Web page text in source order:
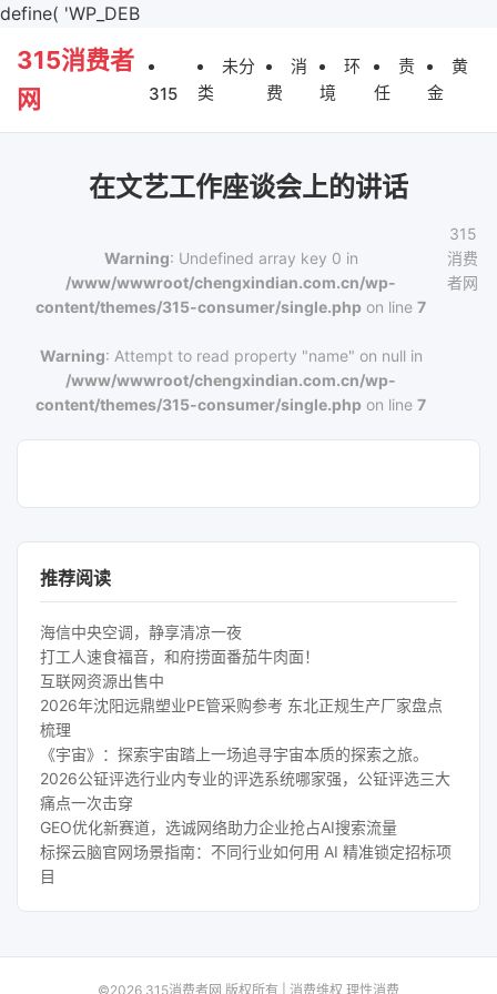
define( 'WP_DEB
315消费者
网
315
未分
类
消
费
环
境
责
任
黄
金
在文艺工作座谈会上的讲话
Warning: Undefined array key 0 in
/www/wwwroot/chengxindian.com.cn/wp-
content/themes/315-consumer/single.php on line7
Warning: Attempt to read property "name" on null in
/www/wwwroot/chengxindian.com.cn/wp-
content/themes/315-consumer/single.php on line7
315
消费
者网
推荐阅读
海信中央空调，静享清凉一夜
打工人速食福音，和府捞面番茄牛肉面！
互联网资源出售中
2026年沈阳远鼎塑业PE管采购参考 东北正规生产厂家盘点
梳理
《宇宙》：探索宇宙踏上一场追寻宇宙本质的探索之旅。
2026公钲评选行业内专业的评选系统哪家强，公钲评选三大
痛点一次击穿
GEO优化新赛道，选诚网络助力企业抢占AI搜索流量
标探云脑官网场景指南：不同行业如何用 AI 精准锁定招标项
目
©2026 315消费者网 版权所有 | 消费维权 理性消费